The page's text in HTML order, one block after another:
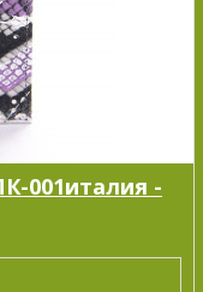
001италия -